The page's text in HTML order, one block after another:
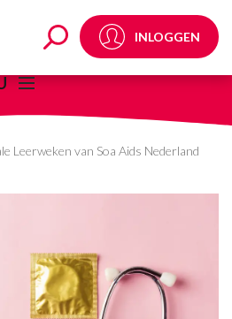
INLOGGEN
Leerweken van Soa Aids Nederland